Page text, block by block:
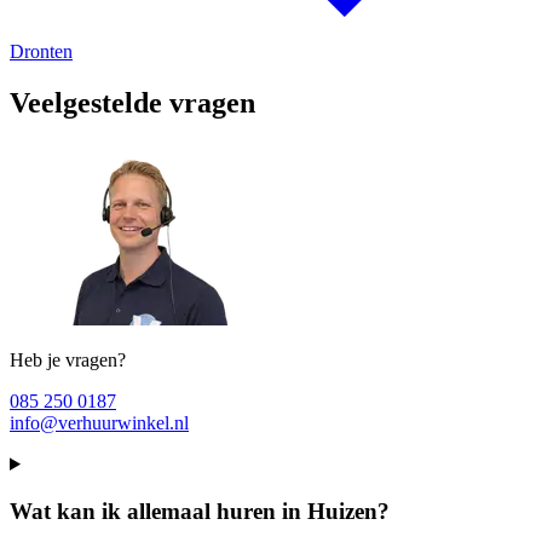
Dronten
Veelgestelde vragen
Heb je vragen?
085 250 0187
info@verhuurwinkel.nl
Wat kan ik allemaal huren in Huizen?